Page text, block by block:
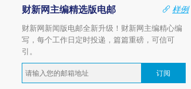
财新网主编精选版电邮
样例
财新网新闻版电邮全新升级！财新网主编精心编
写，每个工作日定时投递，篇篇重磅，可信可
引。
订阅